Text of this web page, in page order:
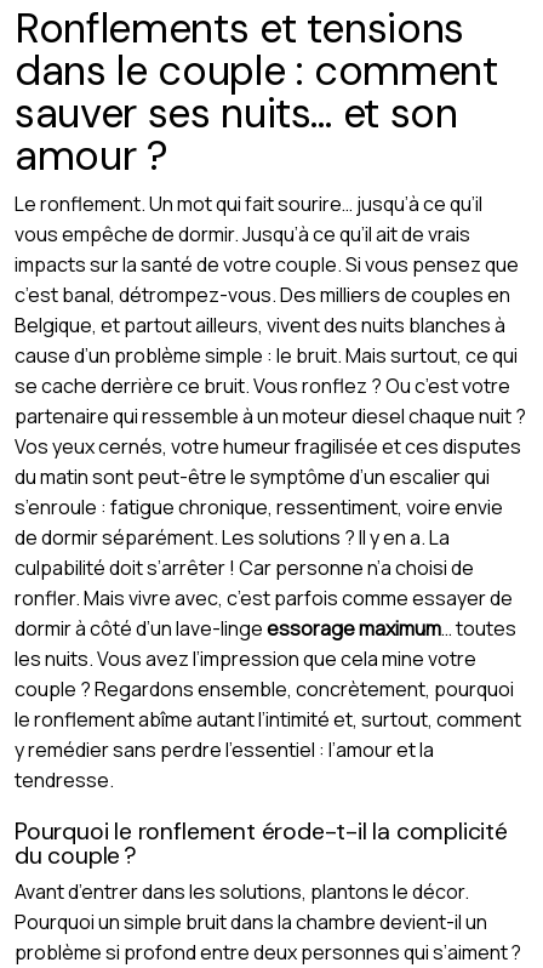
Ronflements et tensions
dans le couple : comment
sauver ses nuits… et son
amour ?
Le ronflement. Un mot qui fait sourire… jusqu’à ce qu’il
vous empêche de dormir. Jusqu’à ce qu’il ait de vrais
impacts sur la santé de votre couple. Si vous pensez que
c’est banal, détrompez-vous. Des milliers de couples en
Belgique, et partout ailleurs, vivent des nuits blanches à
cause d’un problème simple : le bruit. Mais surtout, ce qui
se cache derrière ce bruit. Vous ronflez ? Ou c’est votre
partenaire qui ressemble à un moteur diesel chaque nuit ?
Vos yeux cernés, votre humeur fragilisée et ces disputes
du matin sont peut-être le symptôme d’un escalier qui
s’enroule : fatigue chronique, ressentiment, voire envie
de dormir séparément. Les solutions ? Il y en a. La
culpabilité doit s’arrêter ! Car personne n’a choisi de
ronfler. Mais vivre avec, c’est parfois comme essayer de
dormir à côté d’un lave-lingeessorage maximum… toutes
les nuits. Vous avez l’impression que cela mine votre
couple ? Regardons ensemble, concrètement, pourquoi
le ronflement abîme autant l’intimité et, surtout, comment
y remédier sans perdre l’essentiel : l’amour et la
tendresse.
Pourquoi le ronflement érode-t-il la complicité
du couple ?
Avant d’entrer dans les solutions, plantons le décor.
Pourquoi un simple bruit dans la chambre devient-il un
problème si profond entre deux personnes qui s’aiment ?